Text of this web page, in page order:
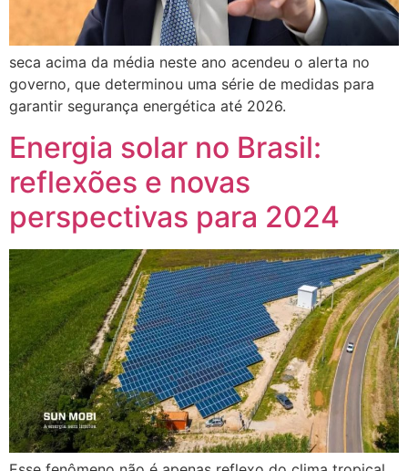
seca acima da média neste ano acendeu o alerta no
governo, que determinou uma série de medidas para
garantir segurança energética até 2026.
Energia solar no Brasil:
reflexões e novas
perspectivas para 2024